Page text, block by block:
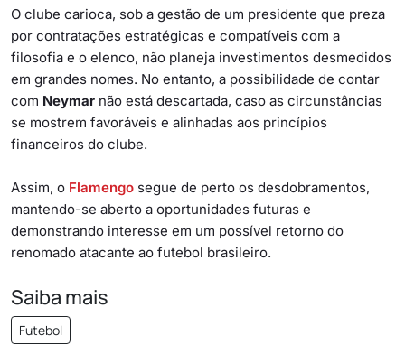
O clube carioca, sob a gestão de um presidente que preza
por contratações estratégicas e compatíveis com a
filosofia e o elenco, não planeja investimentos desmedidos
em grandes nomes. No entanto, a possibilidade de contar
com Neymar não está descartada, caso as circunstâncias
se mostrem favoráveis e alinhadas aos princípios
financeiros do clube.
Assim, o Flamengo segue de perto os desdobramentos,
mantendo-se aberto a oportunidades futuras e
demonstrando interesse em um possível retorno do
renomado atacante ao futebol brasileiro.
Saiba mais
Futebol